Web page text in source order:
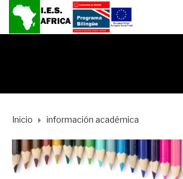
Inicio información académica